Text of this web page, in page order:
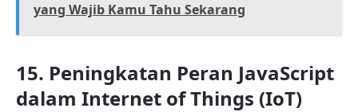
yang Wajib Kamu Tahu Sekarang
15. Peningkatan Peran JavaScript
dalam Internet of Things (IoT)